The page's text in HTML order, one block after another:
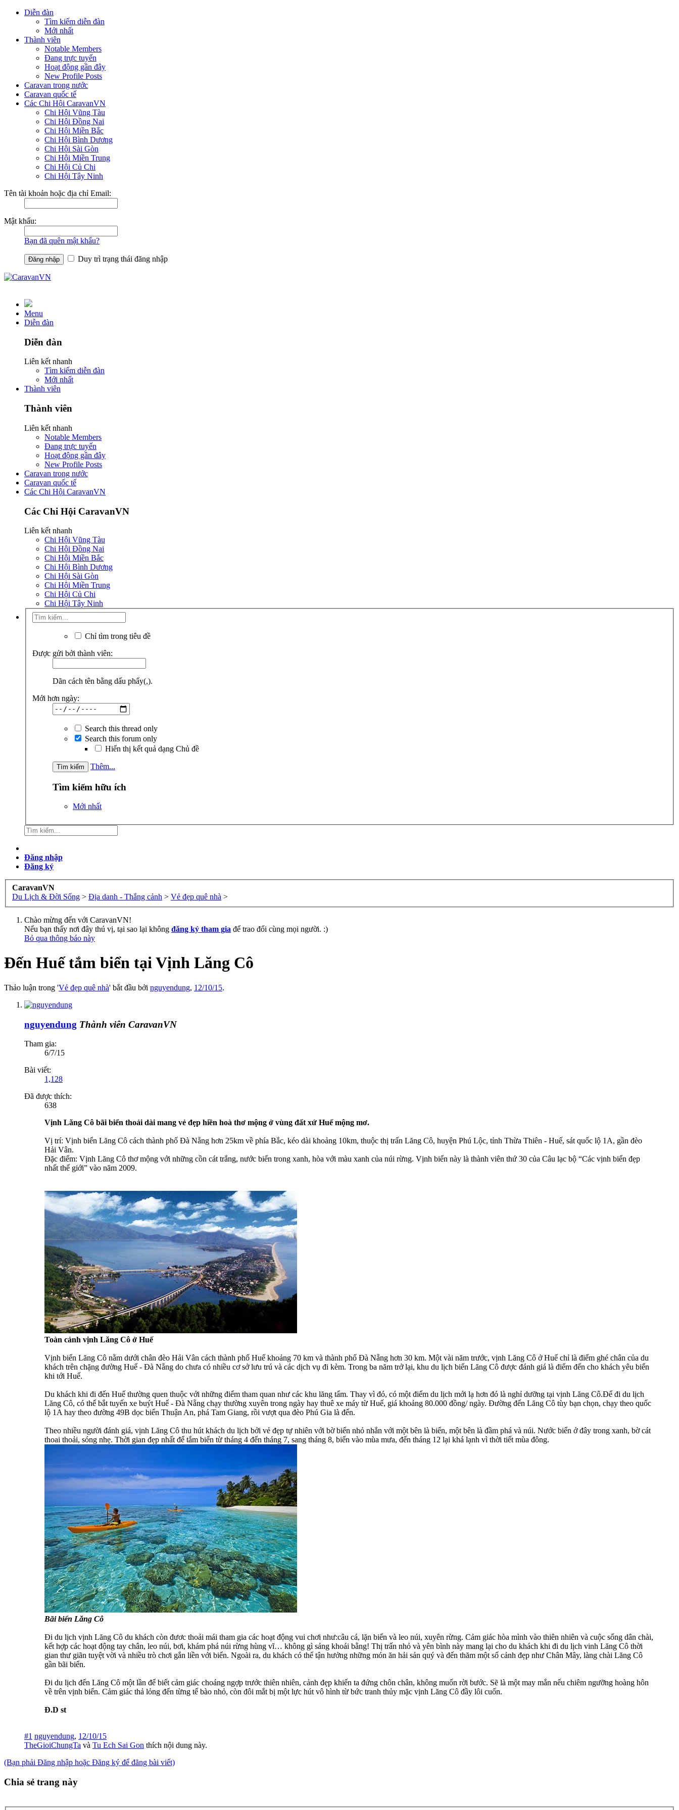
Diễn đàn
Tìm kiếm diễn đàn
Mới nhất
Thành viên
Notable Members
Đang trực tuyến
Hoạt động gần đây
New Profile Posts
Caravan trong nước
Caravan quốc tế
Các Chi Hội CaravanVN
Chi Hội Vũng Tàu
Chi Hội Đồng Nai
Chi Hội Miền Bắc
Chi Hội Bình Dương
Chi Hội Sài Gòn
Chi Hội Miền Trung
Chi Hội Củ Chi
Chi Hội Tây Ninh
Tên tài khoản hoặc địa chỉ Email:
Mật khẩu:
Bạn đã quên mật khẩu?
Duy trì trạng thái đăng nhập
Menu
Diễn đàn
Diễn đàn
Liên kết nhanh
Tìm kiếm diễn đàn
Mới nhất
Thành viên
Thành viên
Liên kết nhanh
Notable Members
Đang trực tuyến
Hoạt động gần đây
New Profile Posts
Caravan trong nước
Caravan quốc tế
Các Chi Hội CaravanVN
Các Chi Hội CaravanVN
Liên kết nhanh
Chi Hội Vũng Tàu
Chi Hội Đồng Nai
Chi Hội Miền Bắc
Chi Hội Bình Dương
Chi Hội Sài Gòn
Chi Hội Miền Trung
Chi Hội Củ Chi
Chi Hội Tây Ninh
Chỉ tìm trong tiêu đề
Được gửi bởi thành viên:
Dãn cách tên bằng dấu phẩy(,).
Mới hơn ngày:
Search this thread only
Search this forum only
Hiển thị kết quả dạng Chủ đề
Thêm...
Tìm kiếm hữu ích
Mới nhất
Đăng nhập
Đăng ký
CaravanVN
Du Lịch & Đời Sống > Địa danh - Thắng cảnh > Vẻ đẹp quê nhà >
Chào mừng đến với CaravanVN!
Nếu bạn thấy nơi đây thú vị, tại sao lại không đăng ký tham gia để trao đổi cùng mọi người. :)
Bỏ qua thông báo này
Đến Huế tắm biển tại Vịnh Lăng Cô
Thảo luận trong 'Vẻ đẹp quê nhà' bắt đầu bởi nguyendung, 12/10/15.
nguyendung Thành viên CaravanVN
Tham gia:
6/7/15
Bài viết:
1,128
Đã được thích:
638
Vịnh Lăng Cô bãi biển thoải dài mang vẻ đẹp hiền hoà thơ mộng ở vùng đất xứ Huế mộng mơ.
Vị trí: Vịnh biển Lăng Cô cách thành phố Đà Nẵng hơn 25km về phía Bắc, kéo dài khoảng 10km, thuộc thị trấn Lăng Cô, huyện Phú Lộc, tỉnh Thừa Thiên - Huế, sát quốc lộ 1A, gần đèo
Hải Vân.
Đặc điểm: Vịnh Lăng Cô thơ mộng với những cồn cát trắng, nước biển trong xanh, hòa với màu xanh của núi rừng. Vịnh biển này là thành viên thứ 30 của Câu lạc bộ “Các vịnh biển đẹp
nhất thế giới” vào năm 2009.
Toàn cảnh vịnh Lăng Cô ở Huế
Vịnh biển Lăng Cô nằm dưới chân đèo Hải Vân cách thành phố Huế khoảng 70 km và thành phố Đà Nẵng hơn 30 km. Một vài năm trước, vịnh Lăng Cô ở Huế chỉ là điểm ghé chân của du
khách trên chặng đường Huế - Đà Nẵng do chưa có nhiều cơ sở lưu trú và các dịch vụ đi kèm. Trong ba năm trở lại, khu du lịch biển Lăng Cô được đánh giá là điểm đến cho khách yêu biển
khi tới Huế.
Du khách khi đi đến Huế thường quen thuộc với những điểm tham quan như các khu lăng tẩm. Thay vì đó, có một điểm du lịch mới lạ hơn đó là nghỉ dưỡng tại vịnh Lăng Cô.Để đi du lịch
Lăng Cô, có thể bắt tuyến xe buýt Huế - Đà Nẵng chạy thường xuyên trong ngày hay thuê xe máy từ Huế, giá khoảng 80.000 đồng/ ngày. Đường đến Lăng Cô tùy bạn chọn, chạy theo quốc
lộ 1A hay theo đường 49B dọc biển Thuận An, phá Tam Giang, rồi vượt qua đèo Phú Gia là đến.
Theo nhiều người đánh giá, vịnh Lăng Cô thu hút khách du lịch bởi vẻ đẹp tự nhiên với bờ biển nhỏ nhắn với một bên là biển, một bên là đầm phá và núi. Nước biển ở đây trong xanh, bờ cát
thoai thoải, sóng nhẹ. Thời gian đẹp nhất để tắm biển từ tháng 4 đến tháng 7, sang tháng 8, biển vào mùa mưa, đến tháng 12 lại khá lạnh vì thời tiết mùa đông.
Bãi biển Lăng Cô
Đi du lịch vịnh Lăng Cô du khách còn đươc thoải mái tham gia các hoạt động vui chơi như:câu cá, lặn biển và leo núi, xuyên rừng. Cảm giác hòa mình vào thiên nhiên và cuộc sống dân chài,
kết hợp các hoạt động tay chân, leo núi, bơi, khám phá núi rừng hùng vĩ… không gì sảng khoái bằng! Thị trấn nhỏ và yên bình này mang lại cho du khách khi đi du lịch vinh Lăng Cô thời
gian thư giãn tuyệt vời và nhiều trò chơi gắn liền với biển. Ngoài ra, du khách có thể tận hưởng những món ăn hải sản quý và đến thăm một số cảnh đẹp như Chân Mây, làng chài Lăng Cô
gần bãi biển.
Đi du lịch đến Lăng Cô một lần để biết cảm giác choáng ngợp trước thiên nhiên, cảnh đẹp khiến ta đứng chôn chân, không muốn rời bước. Sẽ là một may mắn nếu chiêm ngưỡng hoàng hôn
về trên vịnh biển. Cảm giác thả lỏng đến từng tế bào nhỏ, còn đôi mắt bị một lực hút vô hình từ bức tranh thủy mặc vịnh Lăng Cô đầy lôi cuốn.
Đ.D st
#1 nguyendung, 12/10/15
TheGioiChungTa và Tu Ech Sai Gon thích nội dung này.
(Bạn phải Đăng nhập hoặc Đăng ký để đăng bài viết)
Chia sẻ trang này